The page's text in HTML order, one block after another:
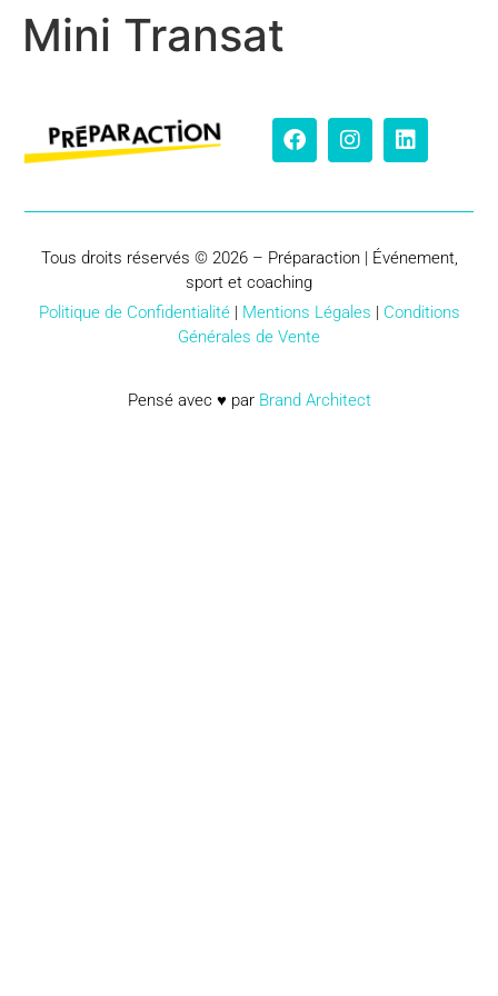
Mini Transat
Tous droits réservés © 2026 – Préparaction | Événement,
sport et coaching
Politique de Confidentialité| Mentions Légales | Conditions
Générales de Vente
Pensé avec ♥ par Brand Architect